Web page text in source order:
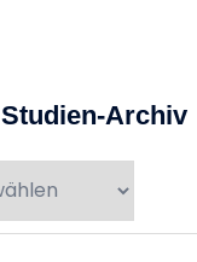
Studien-Archiv